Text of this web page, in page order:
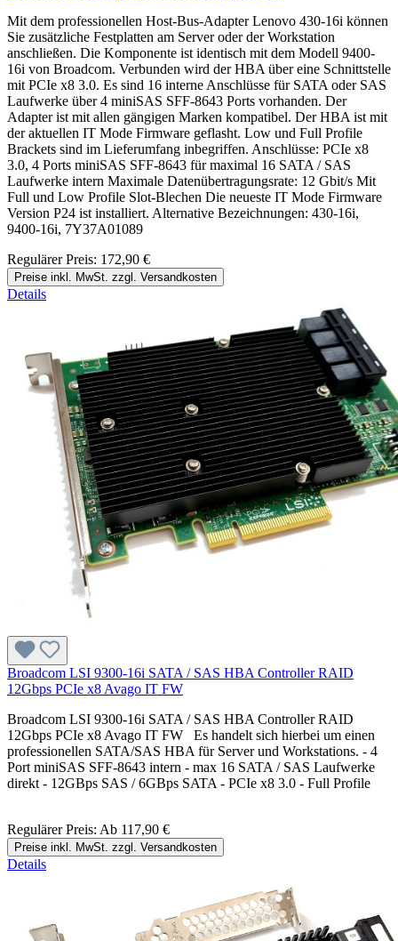
Mit dem professionellen Host-Bus-Adapter Lenovo 430-16i können
Sie zusätzliche Festplatten am Server oder der Workstation
anschließen. Die Komponente ist identisch mit dem Modell 9400-
16i von Broadcom. Verbunden wird der HBA über eine Schnittstelle
mit PCIe x8 3.0. Es sind 16 interne Anschlüsse für SATA oder SAS
Laufwerke über 4 miniSAS SFF-8643 Ports vorhanden. Der
Adapter ist mit allen gängigen Marken kompatibel. Der HBA ist mit
der aktuellen IT Mode Firmware geflasht. Low und Full Profile
Brackets sind im Lieferumfang inbegriffen. Anschlüsse: PCIe x8
3.0, 4 Ports miniSAS SFF-8643 für maximal 16 SATA / SAS
Laufwerke intern Maximale Datenübertragungsrate: 12 Gbit/s Mit
Full und Low Profile Slot-Blechen Die neueste IT Mode Firmware
Version P24 ist installiert. Alternative Bezeichnungen: 430-16i,
9400-16i, 7Y37A01089
Regulärer Preis: 172,90 €
Preise inkl. MwSt. zzgl. Versandkosten
Details
Broadcom LSI 9300-16i SATA / SAS HBA Controller RAID
12Gbps PCIe x8 Avago IT FW
Broadcom LSI 9300-16i SATA / SAS HBA Controller RAID
12Gbps PCIe x8 Avago IT FW Es handelt sich hierbei um einen
professionellen SATA/SAS HBA für Server und Workstations. - 4
Port miniSAS SFF-8643 intern - max 16 SATA / SAS Laufwerke
direkt - 12GBps SAS / 6GBps SATA - PCIe x8 3.0 - Full Profile
Regulärer Preis: Ab 117,90 €
Preise inkl. MwSt. zzgl. Versandkosten
Details